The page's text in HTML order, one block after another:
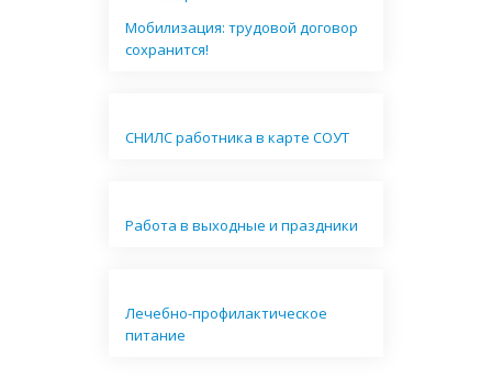
Мобилизация: трудовой договор
сохранится!
СНИЛС работника в карте СОУТ
Работа в выходные и праздники
Лечебно-профилактическое
питание